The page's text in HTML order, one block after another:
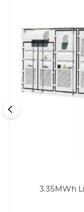
3.35MWh